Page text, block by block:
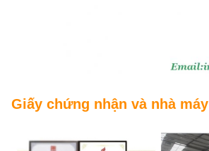
Giấy chứng nhận và nhà máy